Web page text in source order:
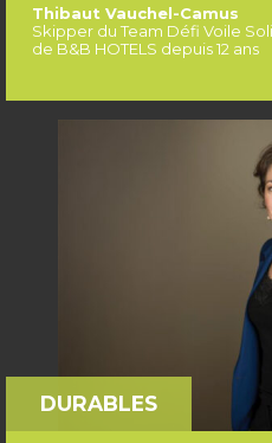
Thibaut Vauchel-Camus
Skipper du Team Défi Voile
de B&B HOTELS depuis 12 ans
DURABLES